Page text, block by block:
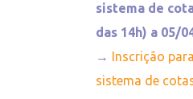
sistema de
das 14h) a 05/
→ Inscrição
sistema de